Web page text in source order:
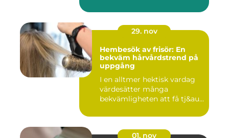
29. nov
Hembesök av frisör: En
bekväm hårvårdstrend på
uppgång
I en alltmer hektisk vardag
värdesätter många
bekvämligheten att få tj&au...
01. nov